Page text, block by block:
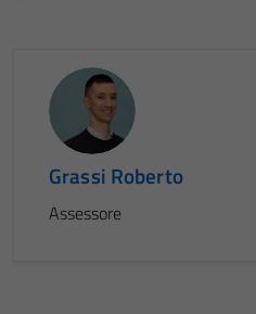
Grassi Roberto
Assessore